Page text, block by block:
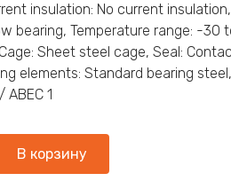
insulation: No current insulation,
bearing, Temperature range: -30
Sheet steel cage, Seal:
elements: Standard bearing
1
В корзину